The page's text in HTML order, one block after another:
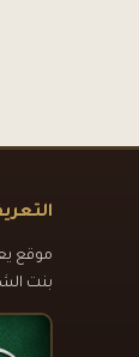
موقع
بنت